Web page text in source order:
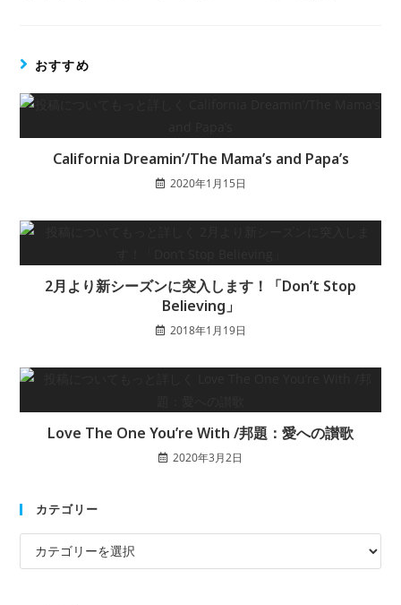
おすすめ
California Dreamin’/The Mama’s and Papa’s
2020年1月15日
2月より新シーズンに突入します！「Don’t Stop
Believing」
2018年1月19日
Love The One You’re With /邦題：愛への讃歌
2020年3月2日
カテゴリー